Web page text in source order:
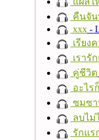
คืนจั
xxx -
เรียง
เรารั
คู่ชีวิต
อะไร
ซมซ
ลบไม่
รักแร